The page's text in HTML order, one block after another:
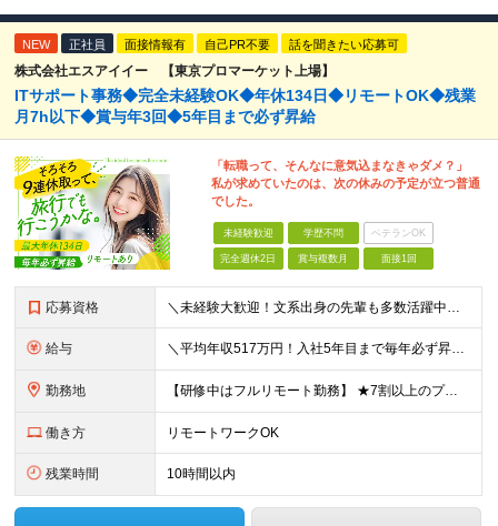
NEW 正社員 面接情報有 自己PR不要 話を聞きたい応募可
株式会社エスアイイー 【東京プロマーケット上場】
ITサポート事務◆完全未経験OK◆年休134日◆リモートOK◆残業
月7h以下◆賞与年3回◆5年目まで必ず昇給
「転職って、そんなに意気込まなきゃダメ？」
私が求めていたのは、次の休みの予定が立つ普通
でした。
未経験歓迎 学歴不問 ベテランOK
完全週休2日 賞与複数月 面接1回
応募資格 ＼未経験大歓迎！文系出身の先輩も多数活躍中／ ◆PCスキルに自信のない方も歓迎 ◆完全未経験OK ◆社会人デビューもOK ◆学歴不問 ＊*こんなアナタにオススメです*＊ ◇事務職に興味があるが、給与
給与 ＼平均年収517万円！入社5年目まで毎年必ず昇給／ ■賞与年3回 ■年収800万円以上も可 ■入社3年以上の平均年収469.2万円 月給23万2000円以上＋賞与年3回＋各種手当 ☆入社5年目まで最
勤務地 【研修中はフルリモート勤務】 ★7割以上のプロジェクトでリモートワークを導入 ★一都三県のプロジェクト先 ★転居を伴う転勤なし ＜プロジェクト先＞ 東京・神奈川・千葉・埼玉でのプロジェクト先にて勤務
働き方 リモートワークOK
残業時間 10時間以内